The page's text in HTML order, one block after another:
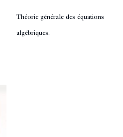
Théorie générale des équations
algébriques.